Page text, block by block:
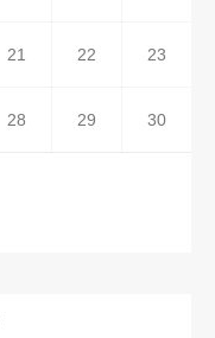
21 22 23
28 29 30